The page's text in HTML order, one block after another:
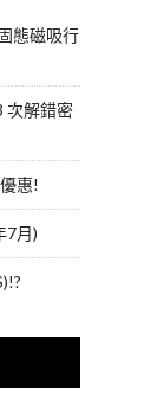
態磁吸行
次解錯密
惠!
7月)